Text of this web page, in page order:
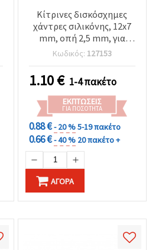
Κίτρινες δισκόσχημες
χάντρες σιλικόνης, 12x7
mm, οπή 2,5 mm, για
κοσμήματα DIY &
χειροτεχνίες, 5 τεμ.
Κωδικός: 127153
1.10€ 1-4 πακέτο
ΕΚΠΤΏΣΕΙΣ
ΓΙΑ ΠΟΣΌΤΗΤΑ
0.88 €- 20 %5-19 πακέτο
0.66 €- 40 % 20 πακέτο +
ΑΓΟΡΆ